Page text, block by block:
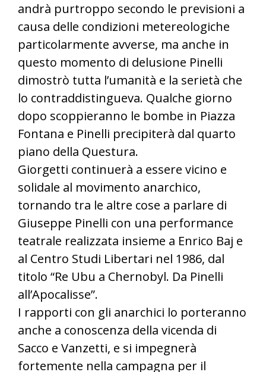
andrà purtroppo secondo le previsioni a
causa delle condizioni metereologiche
particolarmente avverse, ma anche in
questo momento di delusione Pinelli
dimostrò tutta l’umanità e la serietà che
lo contraddistingueva. Qualche giorno
dopo scoppieranno le bombe in Piazza
Fontana e Pinelli precipiterà dal quarto
piano della Questura.
Giorgetti continuerà a essere vicino e
solidale al movimento anarchico,
tornando tra le altre cose a parlare di
Giuseppe Pinelli con una performance
teatrale realizzata insieme a Enrico Baj e
al Centro Studi Libertari nel 1986, dal
titolo “Re Ubu a Chernobyl. Da Pinelli
all’Apocalisse”.
I rapporti con gli anarchici lo porteranno
anche a conoscenza della vicenda di
Sacco e Vanzetti, e si impegnerà
fortemente nella campagna per il